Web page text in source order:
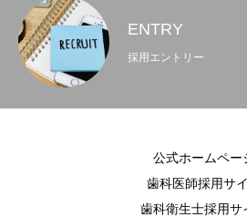
ENTRY
採用エントリー
公式ホームペー
歯科医師採用サ
歯科衛生士採用サ